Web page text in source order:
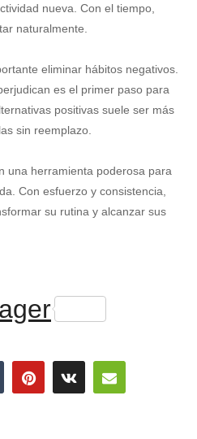
nueva. Con el tiempo,
naturalmente.
eliminar hábitos negativos.
es el primer paso para
positivas suele ser más
sin reemplazo.
una herramienta poderosa para
Con esfuerzo y consistencia,
su rutina y alcanzar sus